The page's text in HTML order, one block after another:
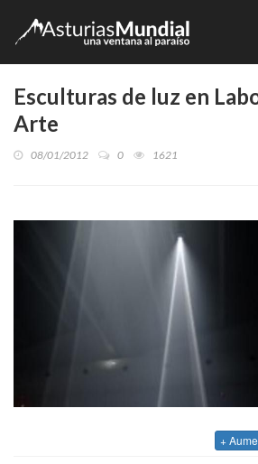
Esculturas de luz en
Arte
08/01/2012 0 1621
+